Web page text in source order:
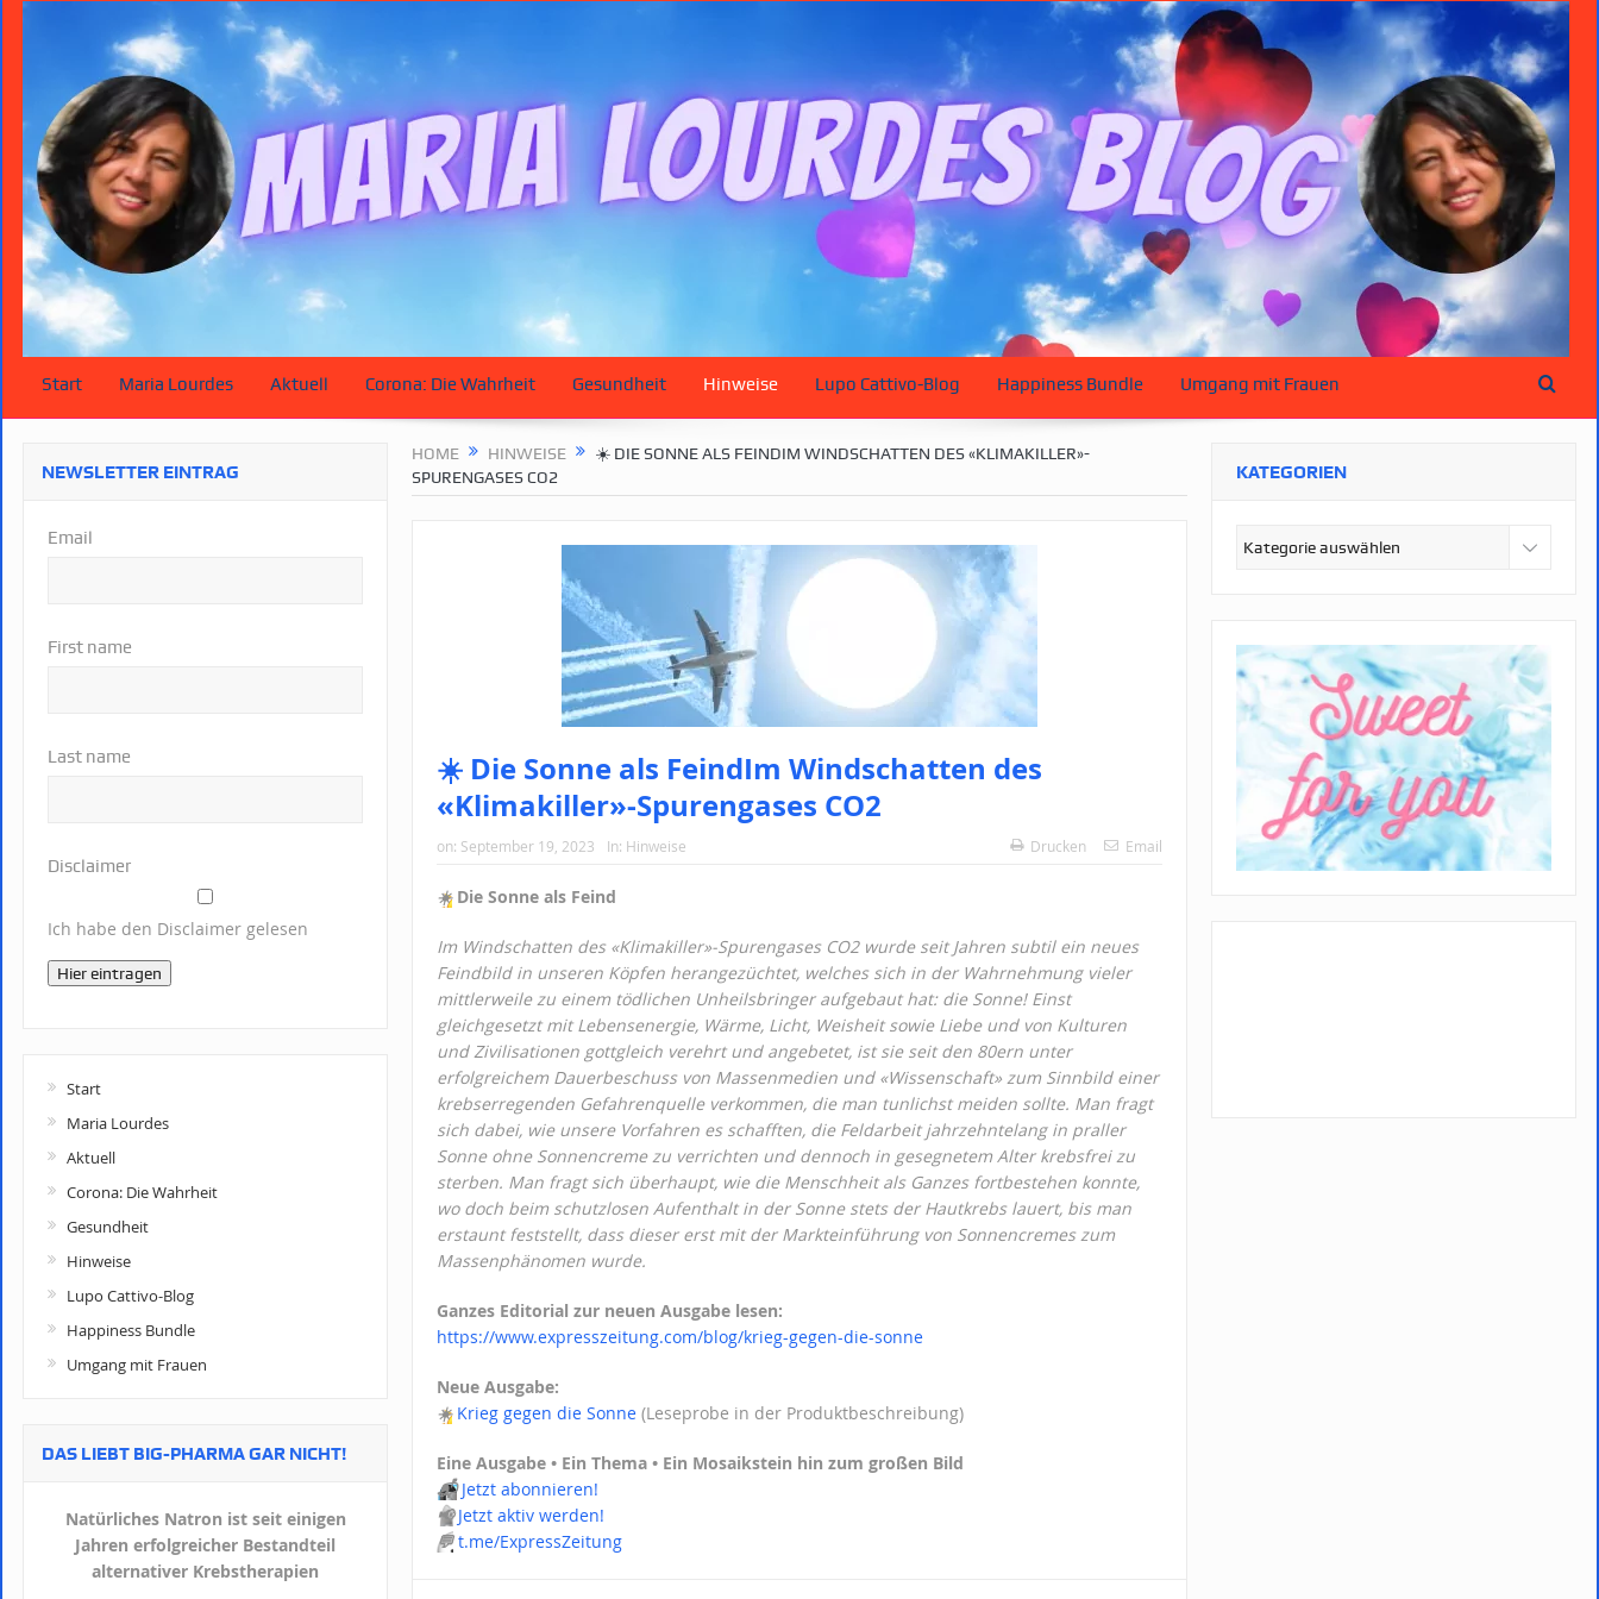
Start Maria Lourdes Aktuell Corona: Die Wahrheit Gesundheit Hinweise Lupo Cattivo-Blog Happiness Bundle Umgang mit Frauen
HOME HINWEISE
☀️ DIE SONNE ALS FEINDIM WINDSCHATTEN DES «KLIMAKILLER»-
SPURENGASES CO2
☀️ Die Sonne als FeindIm Windschatten des
«Klimakiller»-Spurengases CO2
on: September 19, 2023 In: Hinweise Drucken Email
☀️ Die Sonne als Feind
Im Windschatten des «Klimakiller»-Spurengases CO2 wurde seit Jahren subtil ein neues
Feindbild in unseren Köpfen herangezüchtet, welches sich in der Wahrnehmung vieler
mittlerweile zu einem tödlichen Unheilsbringer aufgebaut hat: die Sonne! Einst
gleichgesetzt mit Lebensenergie, Wärme, Licht, Weisheit sowie Liebe und von Kulturen
und Zivilisationen gottgleich verehrt und angebetet, ist sie seit den 80ern unter
erfolgreichem Dauerbeschuss von Massenmedien und «Wissenschaft» zum Sinnbild einer
krebserregenden Gefahrenquelle verkommen, die man tunlichst meiden sollte. Man fragt
sich dabei, wie unsere Vorfahren es schafften, die Feldarbeit jahrzehntelang in praller
Sonne ohne Sonnencreme zu verrichten und dennoch in gesegnetem Alter krebsfrei zu
sterben. Man fragt sich überhaupt, wie die Menschheit als Ganzes fortbestehen konnte,
wo doch beim schutzlosen Aufenthalt in der Sonne stets der Hautkrebs lauert, bis man
erstaunt feststellt, dass dieser erst mit der Markteinführung von Sonnencremes zum
Massenphänomen wurde.
Ganzes Editorial zur neuen Ausgabe lesen:
https://www.expresszeitung.com/blog/krieg-gegen-die-sonne
Neue Ausgabe:
☀️ Krieg gegen die Sonne (Leseprobe in der Produktbeschreibung)
Eine Ausgabe • Ein Thema • Ein Mosaikstein hin zum großen Bild
📬 Jetzt abonnieren!
📢 Jetzt aktiv werden!
💬 t.me/ExpressZeitung
NEWSLETTER EINTRAG
Email
First name
Last name
Disclaimer
Ich habe den Disclaimer gelesen
Hier eintragen
Start
Maria Lourdes
Aktuell
Corona: Die Wahrheit
Gesundheit
Hinweise
Lupo Cattivo-Blog
Happiness Bundle
Umgang mit Frauen
DAS LIEBT BIG-PHARMA GAR NICHT!
Natürliches Natron ist seit einigen
Jahren erfolgreicher Bestandteil
alternativer Krebstherapien
KATEGORIEN